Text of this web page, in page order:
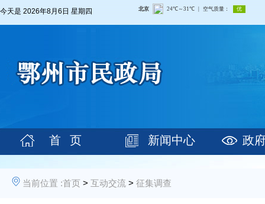
今天是 2026年8月6日 星期四
首 页 新闻中心 政
当前位置 :首页 > 互动交流 > 征集调查